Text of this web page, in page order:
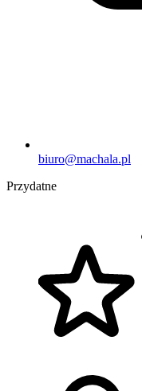
biuro@machala.pl
Przydatne